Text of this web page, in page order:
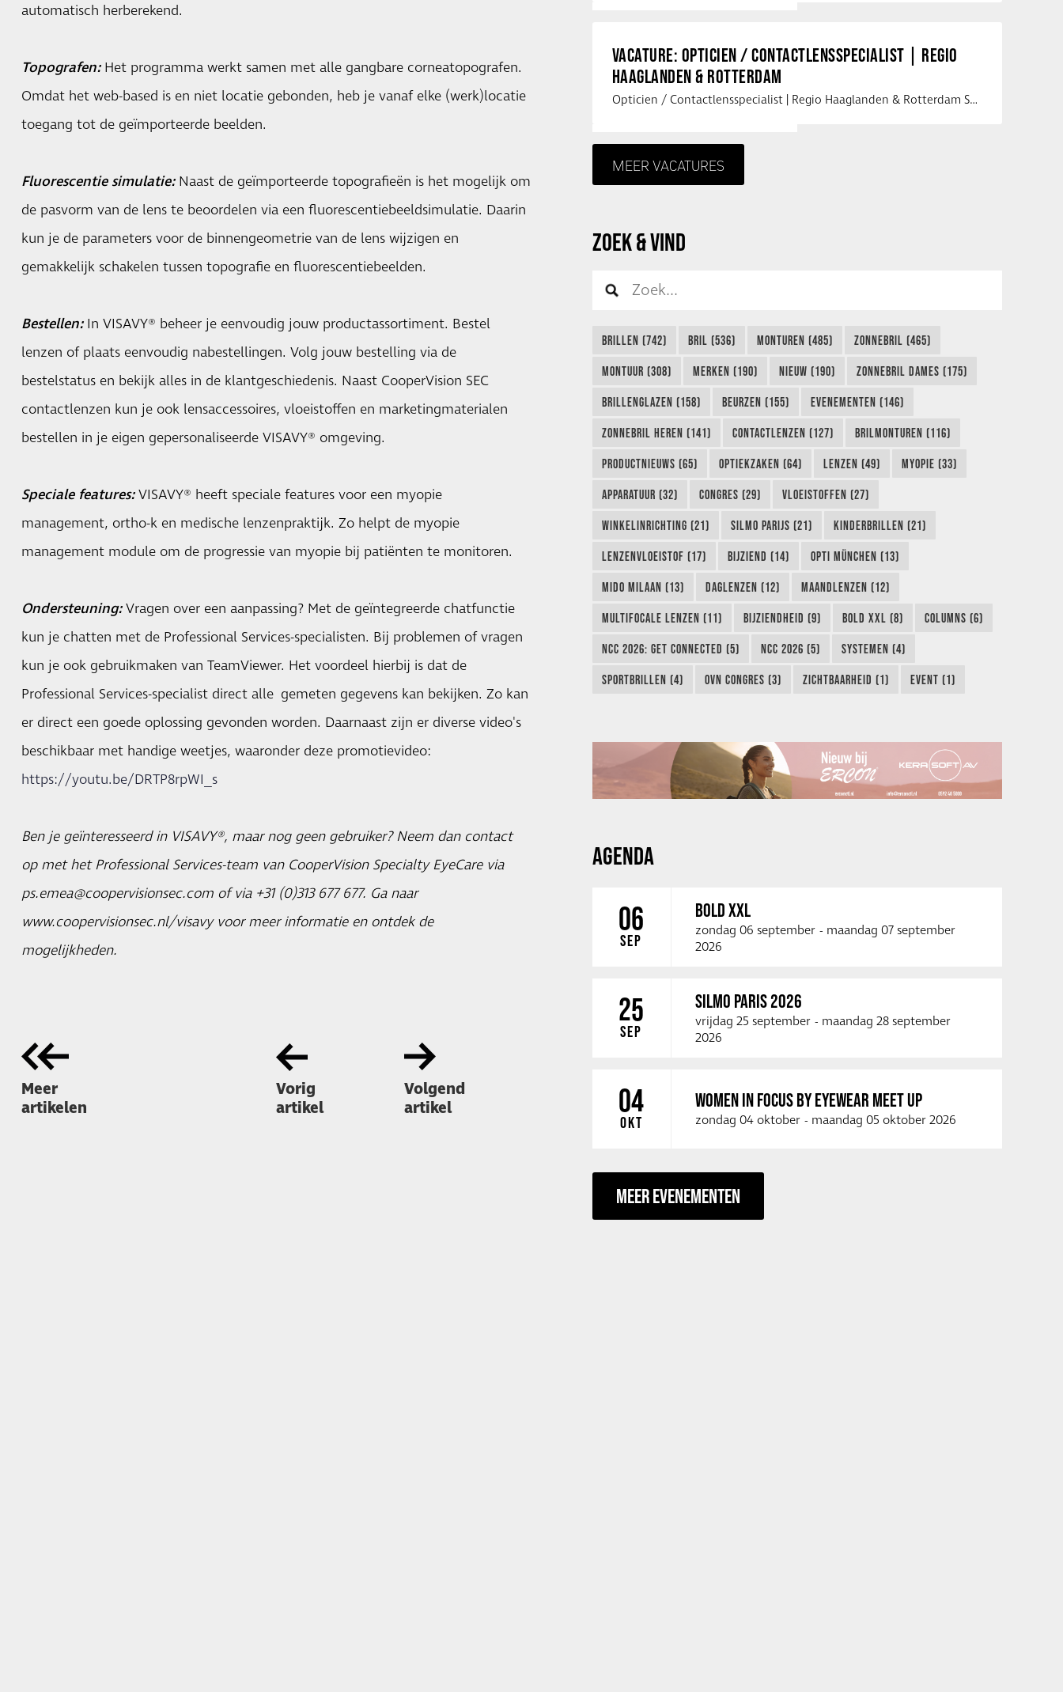
automatisch herberekend.
Topografen:Het programma werkt samen met alle gangbare corneatopografen.
Omdat het web-based is en niet locatie gebonden, heb je vanaf elke (werk)locatie
toegang tot de geïmporteerde beelden.
Fluorescentie simulatie:Naast de geïmporteerde topografieën is het mogelijk om
de pasvorm van de lens te beoordelen via een fluorescentiebeeldsimulatie. Daarin
kun je de parameters voor de binnengeometrie van de lens wijzigen en
gemakkelijk schakelen tussen topografie en fluorescentiebeelden.
Bestellen:In VISAVY® beheer je eenvoudig jouw productassortiment. Bestel
lenzen of plaats eenvoudig nabestellingen. Volg jouw bestelling via de
bestelstatus en bekijk alles in de klantgeschiedenis. Naast CooperVision SEC
contactlenzen kun je ook lensaccessoires, vloeistoffen en marketingmaterialen
bestellen in je eigen gepersonaliseerde VISAVY® omgeving.
Speciale features:VISAVY® heeft speciale features voor een myopie
management, ortho-k en medische lenzenpraktijk. Zo helpt de myopie
management module om de progressie van myopie bij patiënten te monitoren.
Ondersteuning:Vragen over een aanpassing? Met de geïntegreerde chatfunctie
kun je chatten met de Professional Services-specialisten. Bij problemen of vragen
kun je ook gebruikmaken van TeamViewer. Het voordeel hierbij is dat de
Professional Services-specialist direct alle gemeten gegevens kan bekijken. Zo kan
er direct een goede oplossing gevonden worden. Daarnaast zijn er diverse video's
beschikbaar met handige weetjes, waaronder deze promotievideo:
https://youtu.be/DRTP8rpWI_s
Ben je geïnteresseerd in VISAVY®, maar nog geen gebruiker? Neem dan contact
op met het Professional Services-team van CooperVision Specialty EyeCare via
ps.emea@coopervisionsec.com of via +31 (0)313 677 677. Ga naar
www.coopervisionsec.nl/visavy voor meer informatie en ontdek de
mogelijkheden.
Meer
artikelen
Vorig
artikel
Volgend
artikel
VACATURE: OPTICIEN / CONTACTLENSSPECIALIST | REGIO
HAAGLANDEN & ROTTERDAM
Opticien / Contactlensspecialist | Regio Haaglanden & Rotterdam Saludos uit …
MEER VACATURES
ZOEK & VIND
BRILLEN (742) BRIL (536) MONTUREN (485) ZONNEBRIL (465)
MONTUUR (308) MERKEN (190) NIEUW (190) ZONNEBRIL DAMES (175)
BRILLENGLAZEN (158) BEURZEN (155) EVENEMENTEN (146)
ZONNEBRIL HEREN (141) CONTACTLENZEN (127) BRILMONTUREN (116)
PRODUCTNIEUWS (65) OPTIEKZAKEN (64) LENZEN (49) MYOPIE (33)
APPARATUUR (32) CONGRES (29) VLOEISTOFFEN (27)
WINKELINRICHTING (21) SILMO PARIJS (21) KINDERBRILLEN (21)
LENZENVLOEISTOF (17) BIJZIEND (14) OPTI MÜNCHEN (13)
MIDO MILAAN (13) DAGLENZEN (12) MAANDLENZEN (12)
MULTIFOCALE LENZEN (11) BIJZIENDHEID (9) BOLD XXL (8) COLUMNS (6)
NCC 2026: GET CONNECTED (5) NCC 2026 (5) SYSTEMEN (4)
SPORTBRILLEN (4) OVN CONGRES (3) ZICHTBAARHEID (1) EVENT (1)
AGENDA
06
SEP
BOLD XXL
zondag 06 september - maandag 07 september
2026
25
SEP
SILMO PARIS 2026
vrijdag 25 september - maandag 28 september
2026
04
OKT
WOMEN IN FOCUS BY EYEWEAR MEET UP
zondag 04 oktober - maandag 05 oktober 2026
MEER EVENEMENTEN